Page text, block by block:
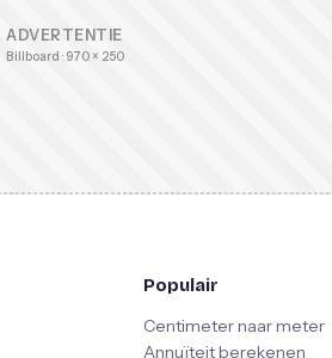
ADVERTENTIE
Billboard · 970 × 250
Populair
Centimeter naar meter
Annuïteit berekenen